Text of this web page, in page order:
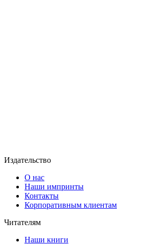
Издательство
О нас
Наши импринты
Контакты
Корпоративным клиентам
Читателям
Наши книги